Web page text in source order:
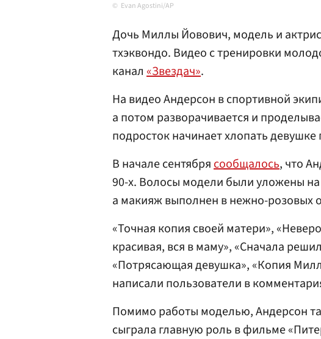
Evan Agostini/AP
Дочь Миллы Йовович, модель и
тхэквондо. Видео с тренировки
канал «Звездач».
На видео Андерсон в спортивной
а потом разворачивается и
подросток начинает хлопать
В начале сентябрясообщалось, что
90-х. Волосы модели были уложены на
а макияж выполнен в нежно-розовых
«Точная копия своей матери»,
красивая, вся в маму», «Сначала
«Потрясающая девушка», «Копия
написали пользователи в
Помимо работы моделью, Андерсон
сыграла главную роль в фильме